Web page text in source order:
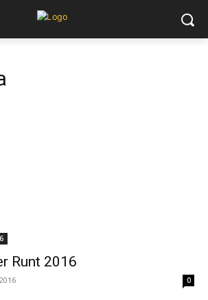
Runt 2016
0